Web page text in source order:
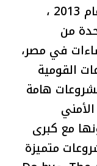
تأسست شركة صرح للإنشاءات عام 2013 ،
من
في مصر،
القومية
هامة
مع كبرى
متميزة